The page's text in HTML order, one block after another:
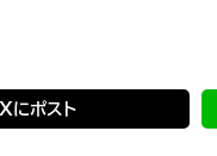
Xにポスト